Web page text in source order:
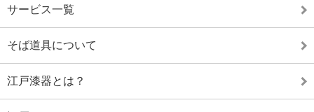
サービス一覧
そば道具について
江戸漆器とは？